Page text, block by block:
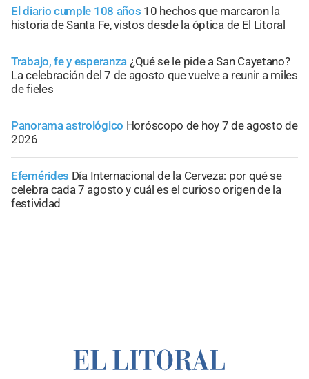
El diario cumple 108 años 10 hechos que marcaron la
historia de Santa Fe, vistos desde la óptica de El Litoral
Trabajo, fe y esperanza ¿Qué se le pide a San Cayetano?
La celebración del 7 de agosto que vuelve a reunir a miles
de fieles
Panorama astrológico Horóscopo de hoy 7 de agosto de
2026
Efemérides Día Internacional de la Cerveza: por qué se
celebra cada 7 agosto y cuál es el curioso origen de la
festividad